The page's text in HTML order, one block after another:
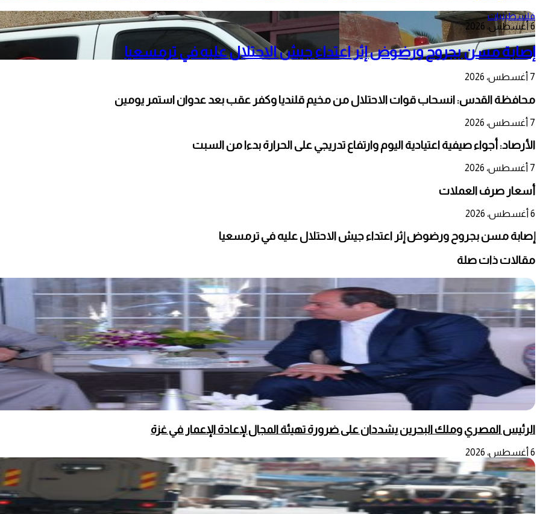
فلسطينيات
6 أغسطس، 2026
إصابة مسن بجروح ورضوض إثر اعتداء جيش الاحتلال عليه في ترمسعيا
7 أغسطس، 2026
محافظة القدس: انسحاب قوات الاحتلال من مخيم قلنديا وكفر عقب بعد عدوان استمر يومين
7 أغسطس، 2026
الأرصاد: أجواء صيفية اعتيادية اليوم وارتفاع تدريجي على الحرارة بدءا من السبت
7 أغسطس، 2026
أسعار صرف العملات
6 أغسطس، 2026
إصابة مسن بجروح ورضوض إثر اعتداء جيش الاحتلال عليه في ترمسعيا
مقالات ذات صلة
الرئيس المصري وملك البحرين يشددان على ضرورة تهيئة المجال لإعادة الإعمار في غزة
6 أغسطس، 2026